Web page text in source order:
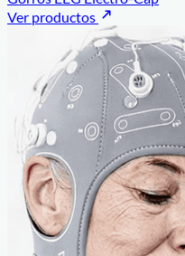
Ver productos